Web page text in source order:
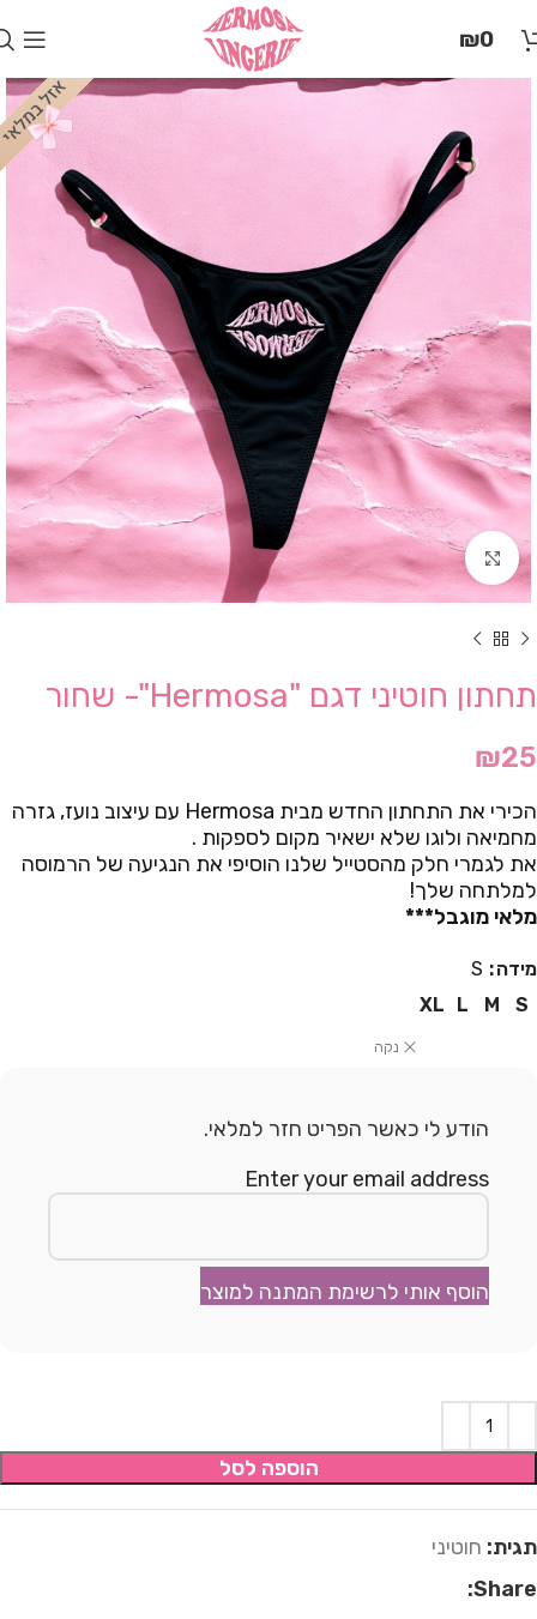
זֶה
הישראלי
לְהַנְגָּשָׁת
תַּפְרִיט
הֵנְּגִישׁוּת
לְחַץ
ALT+0
₪0
Click to enlarge
תחתון חוטיני דגם "Hermosa"- שחור
₪25
הכירי את התחתון החדש מבית Hermosa עם עיצוב נועז, גזרה
מחמיאה ולוגו שלא ישאיר מקום לספקות .
את לגמרי חלק מהסטייל שלנו הוסיפי את הנגיעה של הרמוסה
למלתחה שלך!
מלאי מוגבל***
מידה
S
S
M
L
XL
נקה
הודע לי כאשר הפריט חזר למלאי.
Enter your email address
הוסף אותי לרשימת המתנה למוצר
הוספה לסל
תגית: חוטיני
Share: